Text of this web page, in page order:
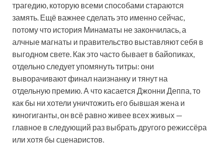
трагедию, которую всеми способами стараются
замять. Ещё важнее сделать это именно сейчас,
потому что история Минаматы не закончилась, а
алчные магнаты и правительство выставляют себя в
выгодном свете. Как это часто бывает в байопиках,
отдельно следует упомянуть титры: они
выворачивают финал наизнанку и тянут на
отдельную премию. А что касается Джонни Деппа, то
как бы ни хотели уничтожить его бывшая жена и
киногиганты, он всё равно живее всех живых —
главное в следующий раз выбрать другого режиссёра
или хотя бы сценаристов.